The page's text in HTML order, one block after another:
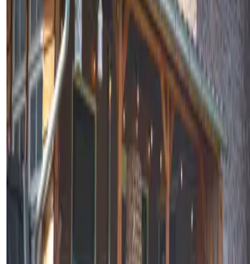
Kies je verblijfsdata
Géén reserveringskosten of commissies
Je aanvraag is vrijblijvend
Je reserveert rechtstreeks bij de eigenaar
Inclusief toeristenbelasting
Voorzieningen
Internet
WiFi (gratis)
Buiten & Uitzicht